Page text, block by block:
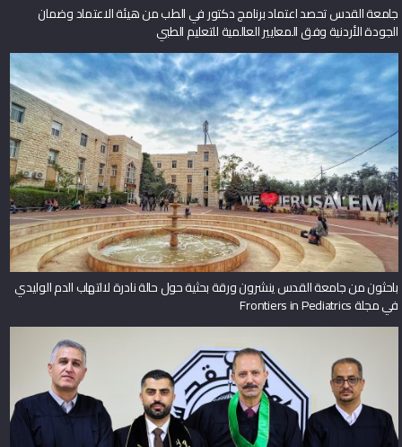
جامعة القدس تحصد اعتماد برنامج دكتور في الطب من هيئة الاعتماد وضمان
الجودة الأردنية وفق المعايير العالمية للتعليم الطبي
باحثون من جامعة القدس ينشرون ورقة بحثية حول حالة نادرة لالتهاب الدم الوليدي
في مجلة Frontiers in Pediatrics